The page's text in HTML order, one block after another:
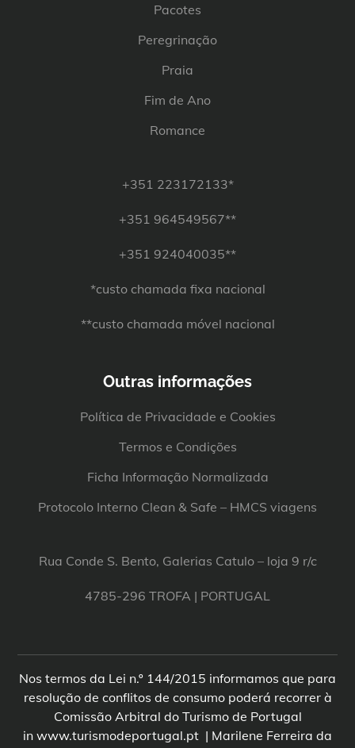
Pacotes
Peregrinação
Praia
Fim de Ano
Romance
+351 223172133*
+351 964549567**
+351 924040035**
*custo chamada fixa nacional
**custo chamada móvel nacional
Outras informações
Política de Privacidade e Cookies
Termos e Condições
Ficha Informação Normalizada
Protocolo Interno Clean & Safe – HMCS viagens
Rua Conde S. Bento, Galerias Catulo – loja 9 r/c
4785-296 TROFA | PORTUGAL
Nos termos da Lei n.º 144/2015 informamos que para
resolução de conflitos de consumo poderá recorrer à
Comissão Arbitral do Turismo de Portugal
in www.turismodeportugal.pt | Marilene Ferreira da